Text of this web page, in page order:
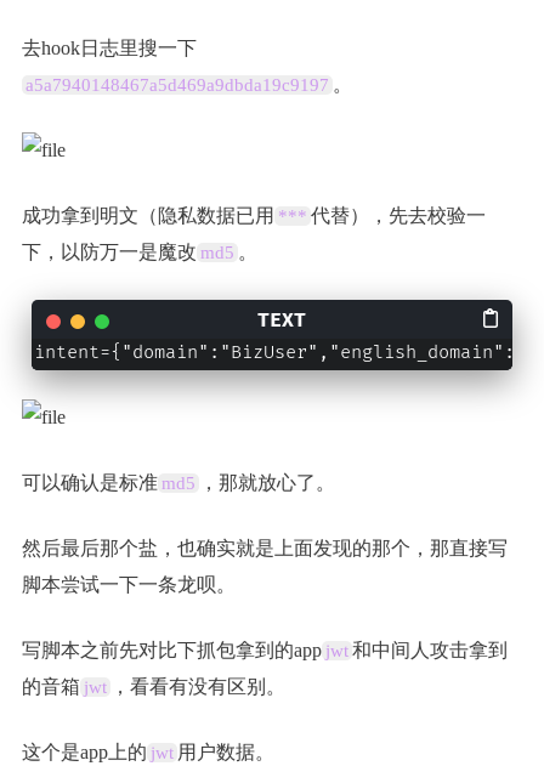
去hook日志里搜一下
a5a7940148467a5d469a9dbda19c9197 。
成功拿到明文（隐私数据已用 *** 代替），先去校验一
下，以防万一是魔改 md5 。
可以确认是标准md5 ，那就放心了。
然后最后那个盐，也确实就是上面发现的那个，那直接写
脚本尝试一下一条龙呗。
写脚本之前先对比下抓包拿到的app jwt和中间人攻击拿到
的音箱 jwt ，看看有没有区别。
这个是app上的 jwt 用户数据。